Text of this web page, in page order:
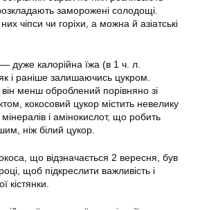
заморожені солодощі.
чіпси чи горіхи, а можна й азіатські
дуже калорійна їжа (в 1 ч. л.
і раніше залишаючись цукром.
менш оброблений порівняно зі
кокосовий цукор містить невелику
мінералів і амінокислот, що робить
ніж білий цукор.
що відзначається 2 вересня, був
щоб підкреслити важливість і
кістянки.